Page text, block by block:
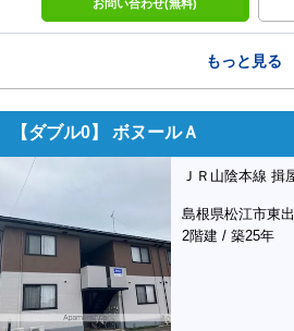
お問い合わせ(無料)
もっと見る
【ダブル0】 ボヌールＡ
ＪＲ山陰本線 揖
島根県松江市東
2階建 / 築25年